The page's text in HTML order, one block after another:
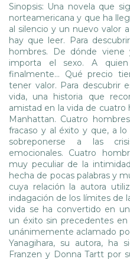
Sinopsis: Una novela que
norteamericana y que ha
al silencio y un nuevo valor
hay que leer. Para
hombres. De dónde
importa el sexo. A
finalmente... Qué precio
tener valor. Para descubrir
vida, una historia que
amistad en la vida de
Manhattan. Cuatro
fracaso y al éxito y que, a
sobreponerse a las
emocionales. Cuatro
muy peculiar de la
hecha de pocas palabras y
cuya relación la autora
indagación de los límites de
vida se ha convertido en
un éxito sin precedentes en
unánimemente aclamado
Yanagihara, su autora, ha
Franzen y Donna Tartt por